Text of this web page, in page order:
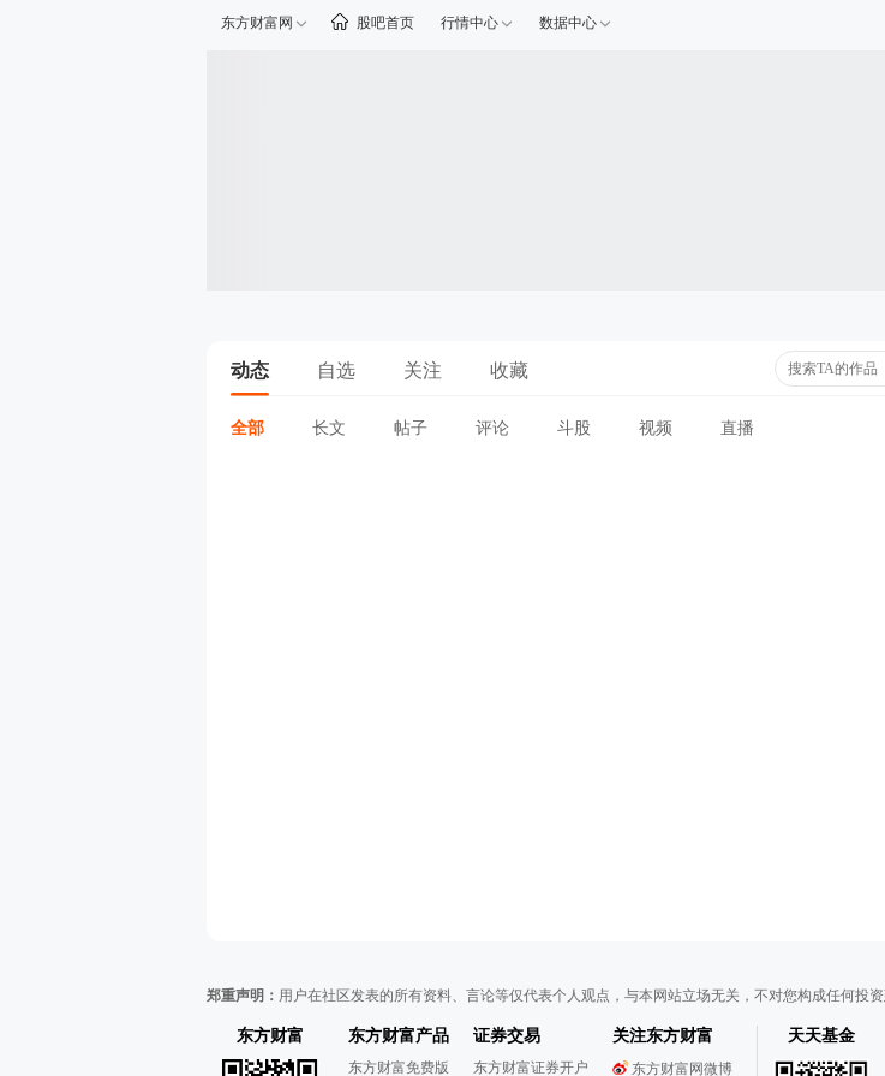
东方财富网 股吧首页 行情中心 数据中心
动态 自选 关注 收藏
全部 长文 帖子 评论 斗股 视频 直播
郑重声明： 用户在社区发表的所有资料、言论等仅代表个人观点，与本网站立场无关，不对您构成任何投
东方财富 东方财富产品
东方财富免费版
证券交易
东方财富证券开户
关注东方财富
东方财富网微博
天天基金